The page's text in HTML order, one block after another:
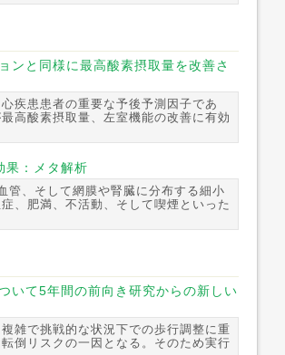
ンと同様に最高酸素摂取量を改善さ
疾患患者の重要な予後予測因子であ
高酸素摂取量、左室機能の改善に有効
果：メタ解析
管、そして網膜や腎臓に分布する細小
、肥満、不活動、そして喫煙といった
いて5年間の前向き研究からの新しい
雑で挑戦的な状況下での歩行調整に重
倒リスクの一因となる。そのため実行